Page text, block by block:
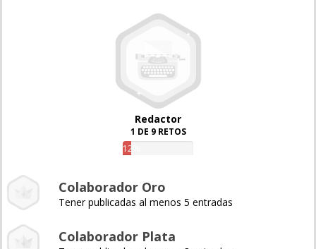
Redactor
1 DE 9 RETOS
12%
Colaborador Oro
Tener publicadas al menos 5 entradas
Colaborador Plata